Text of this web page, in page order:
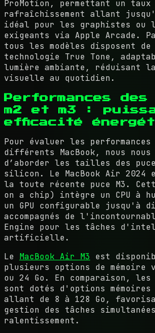
ProMotion, permettant un taux
rafraîchissement allant
idéal pour les graphistes ou
exigeants via Apple Arcade.
tous les modèles disposent
technologie True Tone,
lumière ambiante, réduisant
visuelle au quotidien.
Performances des
m2 et m3 :
efficacité
Pour évaluer les performances
différents MacBook, nous nous
d’aborder les tailles des
silicon. Le MacBook Air 2024
la toute récente puce M3.
on a chip) intègre un CPU à
un GPU configurable jusqu'à
accompagnés de
Engine pour les tâches
artificielle.
Le MacBook Air M3 est
plusieurs options de
ou 24 Go. En comparaison, les
sont dotés d'options mémoires
allant de 8 à 128 Go,
gestion des tâches
ralentissement.